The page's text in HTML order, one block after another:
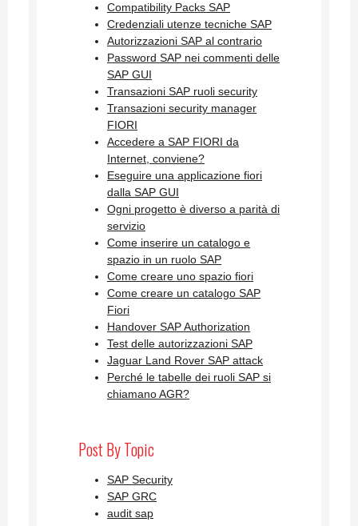
Compatibility Packs SAP
Credenziali utenze tecniche SAP
Autorizzazioni SAP al contrario
Password SAP nei commenti delle
SAP GUI
Transazioni SAP ruoli security
Transazioni security manager
FIORI
Accedere a SAP FIORI da
Internet, conviene?
Eseguire una applicazione fiori
dalla SAP GUI
Ogni progetto è diverso a parità di
servizio
Come inserire un catalogo e
spazio in un ruolo SAP
Come creare uno spazio fiori
Come creare un catalogo SAP
Fiori
Handover SAP Authorization
Test delle autorizzazioni SAP
Jaguar Land Rover SAP attack
Perché le tabelle dei ruoli SAP si
chiamano AGR?
Post By Topic
SAP Security
SAP GRC
audit sap